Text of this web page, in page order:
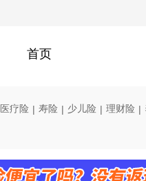
首页
医疗险 | 寿险 | 少儿险 | 理财险 |